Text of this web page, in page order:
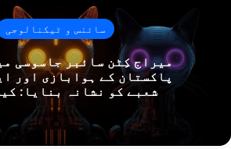
سائنس و ٹیکنالوجی
میراج کِٹن سائبر جاسوسی
پاکستان کے ہوابازی اور
شعبے کو نشانہ بنایا: